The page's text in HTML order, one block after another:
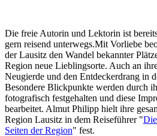
Die freie Autorin und Lektorin ist
gern reisend unterwegs.Mit Vorliebe
der Lausitz den Wandel bekannter
Region neue Lieblingsorte. Auch an
Neugierde und den Entdeckerdrang in
Besondere Blickpunkte werden durch
fotografisch festgehalten und diese
bearbeitet. Almut Philipp hielt ihre
Region Lausitz in dem Reiseführer "
Seiten der Region" fest.